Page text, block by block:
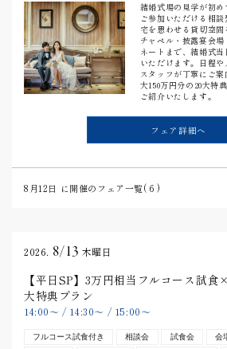
結婚式場の見学が初
ご参加いただける相
宅を思わせる貸切空間
チャペル・披露宴会
ネートまで、結婚式
いただけます。日程
スタッフが丁寧にご
大150万円分の20大特
ご紹介いたします。
フェア詳細へ
8月12日 に開催のフェア一覧(6 )
2026. 8/13 木曜日
【平日SP】3万円相当フルコース試
大特典プラン
14:00〜 / 14:30〜 / 15:00〜
フルコース試食付き 相談会 試食会
会